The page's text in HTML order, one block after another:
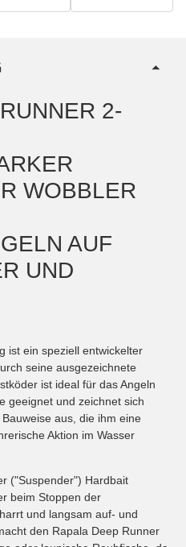
2-
WOBBLER
AUF
UND
ist ein speziell entwickelter
seine ausgezeichnete
ist ideal für das Angeln
geeignet und zeichnet sich
aus, die ihm eine
Aktion im Wasser
("Suspender") Hardbait
beim Stoppen der
und langsam auf- und
den Rapala Deep Runner